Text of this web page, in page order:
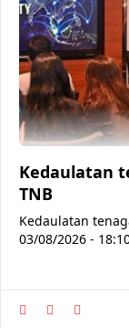
Kedaulatan
TNB
Kedaulatan tenaga
03/08/2026 - 18:10 Pengarah Urusan TNB Power
menyampaikan
Asia 2026 baru-baru ini. KUALA
Nasional Berhad